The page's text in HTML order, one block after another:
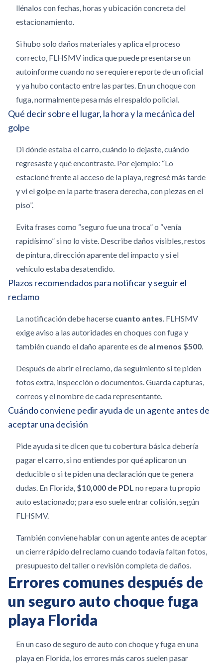
llénalos con fechas, horas y ubicación concreta del
estacionamiento.
Si hubo solo daños materiales y aplica el proceso
correcto, FLHSMV indica que puede presentarse un
autoinforme cuando no se requiere reporte de un oficial
y ya hubo contacto entre las partes. En un choque con
fuga, normalmente pesa más el respaldo policial.
Qué decir sobre el lugar, la hora y la mecánica del
golpe
Di dónde estaba el carro, cuándo lo dejaste, cuándo
regresaste y qué encontraste. Por ejemplo: “Lo
estacioné frente al acceso de la playa, regresé más tarde
y vi el golpe en la parte trasera derecha, con piezas en el
piso”.
Evita frases como “seguro fue una troca” o “venía
rapidísimo” si no lo viste. Describe daños visibles, restos
de pintura, dirección aparente del impacto y si el
vehículo estaba desatendido.
Plazos recomendados para notificar y seguir el
reclamo
La notificación debe hacerse cuanto antes . FLHSMV
exige aviso a las autoridades en choques con fuga y
también cuando el daño aparente es de al menos $500
Después de abrir el reclamo, da seguimiento si te piden
fotos extra, inspección o documentos. Guarda capturas,
correos y el nombre de cada representante.
Cuándo conviene pedir ayuda de un agente antes de
aceptar una decisión
Pide ayuda si te dicen que tu cobertura básica debería
pagar el carro, si no entiendes por qué aplicaron un
deducible o si te piden una declaración que te genera
dudas. En Florida, $10,000 de PDL no repara tu propio
auto estacionado; para eso suele entrar colisión, según
FLHSMV.
También conviene hablar con un agente antes de aceptar
un cierre rápido del reclamo cuando todavía faltan fotos,
presupuesto del taller o revisión completa de daños.
Errores comunes después de
un seguro auto choque fuga
playa Florida
En un caso de seguro de auto con choque y fuga en una
playa en Florida, los errores más caros suelen pasar